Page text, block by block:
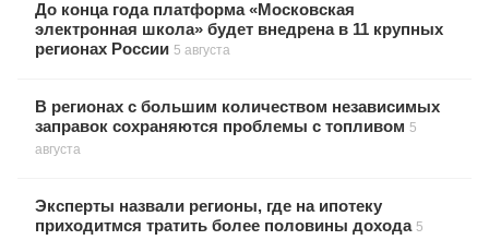
До конца года платформа «Московская
электронная школа» будет внедрена в 11 крупных
регионах России 5 августа
В регионах с большим количеством независимых
заправок сохраняются проблемы с топливом 5
августа
Эксперты назвали регионы, где на ипотеку
приходитмся тратить более половины дохода 5